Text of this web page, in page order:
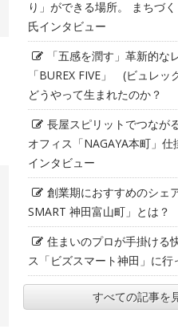
り」ができる場所。 まちづ
氏インタビュー
「五感を潤す」革新的な
「BUREX FIVE」 (ビュレッ
どうやって生まれたのか？
長屋スピリットでつなが
オフィス「NAGAYA本町」仕
インタビュー
創業期におすすめのシェ
SMART 神田富山町」とは？
住まいのプロが手掛ける
ス「ビズスマート神田」に行
すべての記事を